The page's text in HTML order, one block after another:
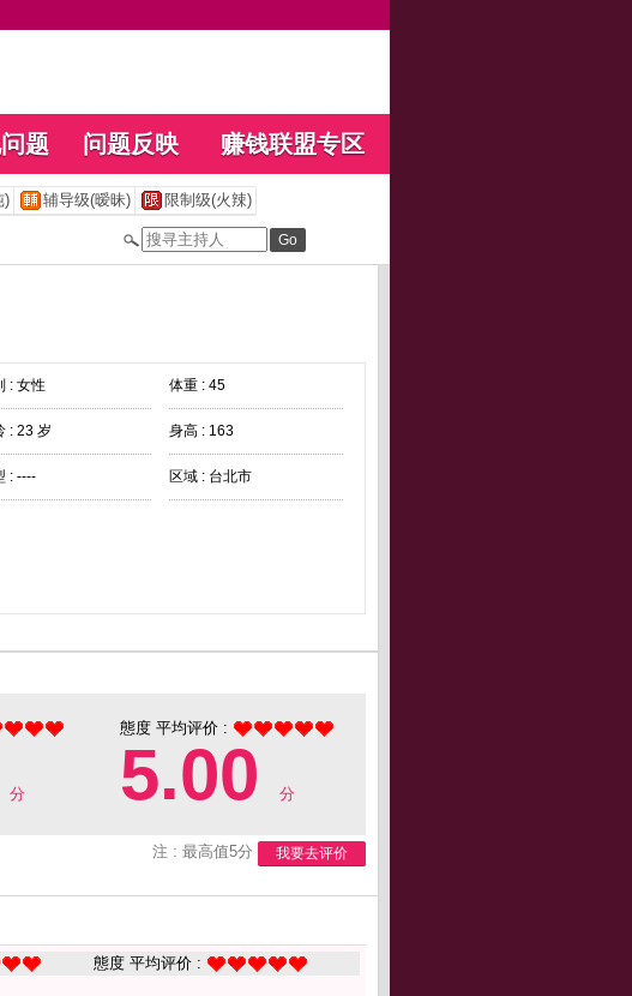
题 问题反映 赚钱联盟专区
) 辅导级(暧昧) 限制级(火辣)
: 女性 体重 : 45
: 23 岁 身高 : 163
: ---- 区域 : 台北市
分
態度 平均评价 :
5.00 分
注 : 最高值5分 我要去评价
態度 平均评价 :